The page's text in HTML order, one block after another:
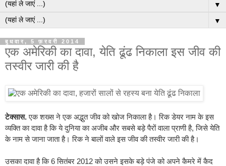
▼
▼
बुधवार, 5 फ़रवरी 2014
एक अमेरिकी का दावा, येति ढूंढ निकाला इस जीव की
तस्वीर जारी की है
टेक्सास.एक शख्स ने एक अद्भुत जीव को खोज निकाला है। रिक डेयर नाम के इस
व्यक्ति का दावा है कि ये दुनिया का अजीब और सबसे बड़े पैरों वाला प्राणी है, जिसे येति
के नाम से जाना जाता है। रिक ने बालों वाले इस जीव की तस्वीर जारी की है।
उसका दावा है कि 6 सितंबर 2012 को उसने इसके बड़े पंजे को अपने कैमरे में कैद